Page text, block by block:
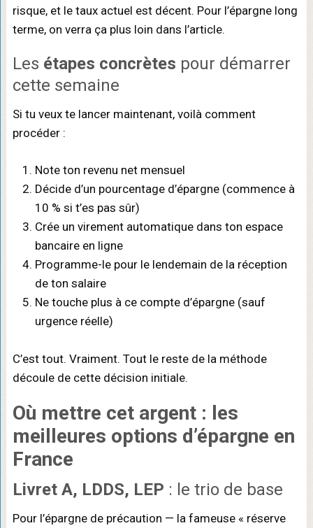
risque, et le taux actuel est décent. Pour l’épargne long
terme, on verra ça plus loin dans l’article.
Les étapes concrètes pour démarrer
cette semaine
Si tu veux te lancer maintenant, voilà comment
procéder :
Note ton revenu net mensuel
Décide d’un pourcentage d’épargne (commence à
10 % si t’es pas sûr)
Crée un virement automatique dans ton espace
bancaire en ligne
Programme-le pour le lendemain de la réception
de ton salaire
Ne touche plus à ce compte d’épargne (sauf
urgence réelle)
C’est tout. Vraiment. Tout le reste de la méthode
découle de cette décision initiale.
Où mettre cet argent : les
meilleures options d’épargne en
France
Livret A, LDDS, LEP : le trio de base
Pour l’épargne de précaution — la fameuse « réserve